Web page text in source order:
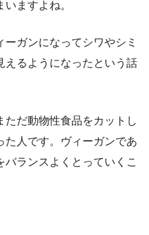
ますよね。
ガンになってシワやシミ
えるようになったという話
ただ動物性食品をカットし
た人です。ヴィーガンであ
ランスよくとっていくこ